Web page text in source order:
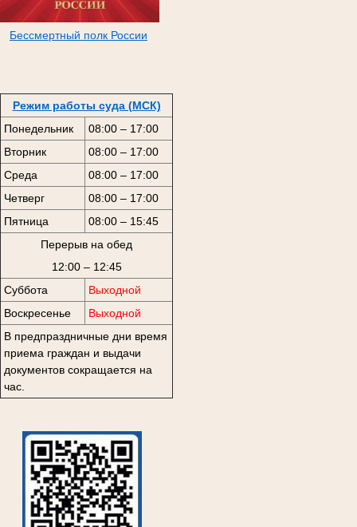
Бессмертный полк России
Режим работы суда (МСК)
Понедельник
08:00 – 17:00
Вторник
08:00 – 17:00
Среда
08:00 – 17:00
Четверг
08:00 – 17:00
Пятница
08:00 – 15:45
Перерыв на обед
12:00 – 12:45
Суббота
Выходной
Воскресенье
Выходной
В предпраздничные дни время
приема граждан и выдачи
документов сокращается на
час.